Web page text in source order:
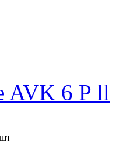
AVK 6 P ll
шт